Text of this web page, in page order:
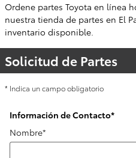
Ordene partes Toyota en línea
nuestra tienda de partes en El
inventario disponible.
Solicitud de Partes
* Indica un campo obligatorio
Información de Contacto*
Nombre*